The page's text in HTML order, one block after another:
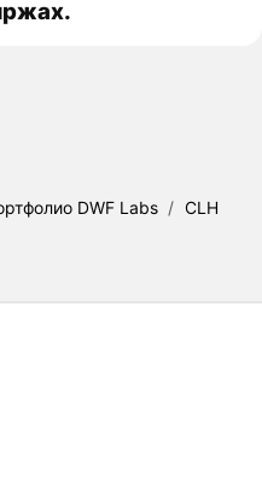
DWF Labs / CLH